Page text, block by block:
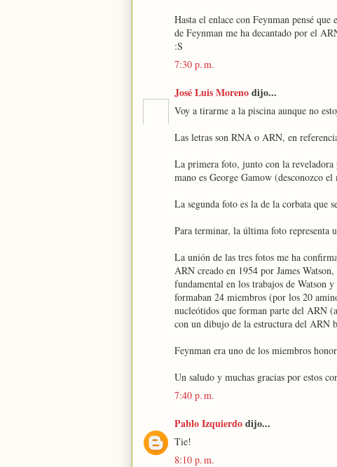
Hasta el enlace con Feynman pensé
de Feynman me ha decantado por el
:S
7:30 p. m.
José Luis Morenodijo...
Voy a tirarme a la piscina aunque no
Las letras son RNA o ARN, en
La primera foto, junto con la reveladora
mano es George Gamow (desconozco
La segunda foto es la de la corbata que
Para terminar, la última foto representa
La unión de las tres fotos me ha
ARN creado en 1954 por James
fundamental en los trabajos de Watson
formaban 24 miembros (por los 20
nucleótidos que forman parte del ARN
con un dibujo de la estructura del ARN
Feynman era uno de los miembros
Un saludo y muchas gracias por estos
7:40 p. m.
Pablo Izquierdodijo...
Tie!
8:10 p. m.